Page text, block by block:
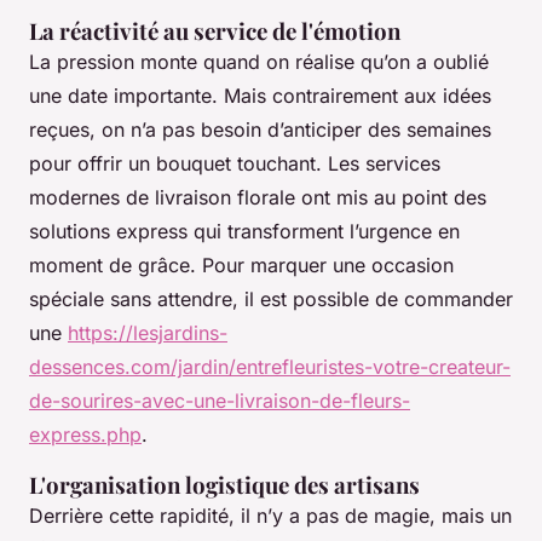
La réactivité au service de l'émotion
La pression monte quand on réalise qu’on a oublié
une date importante. Mais contrairement aux idées
reçues, on n’a pas besoin d’anticiper des semaines
pour offrir un bouquet touchant. Les services
modernes de livraison florale ont mis au point des
solutions express qui transforment l’urgence en
moment de grâce. Pour marquer une occasion
spéciale sans attendre, il est possible de commander
une https://lesjardins-
dessences.com/jardin/entrefleuristes-votre-createur-
de-sourires-avec-une-livraison-de-fleurs-
express.php.
L'organisation logistique des artisans
Derrière cette rapidité, il n’y a pas de magie, mais un